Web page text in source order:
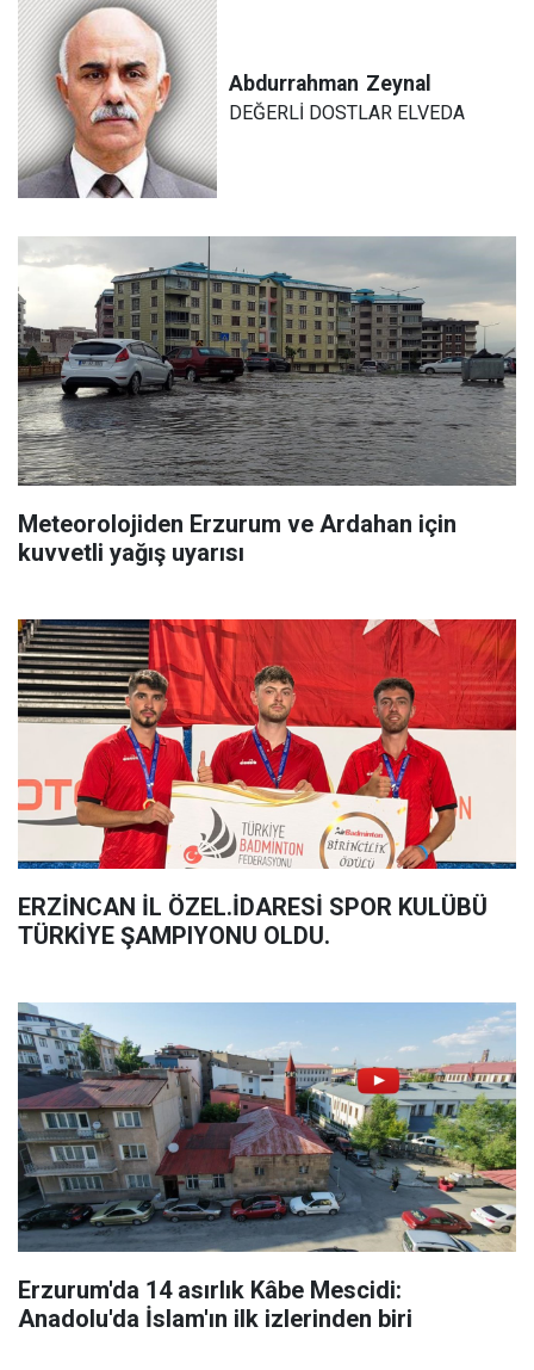
Abdurrahman Zeynal
DEĞERLİ DOSTLAR ELVEDA
Meteorolojiden Erzurum ve Ardahan için
kuvvetli yağış uyarısı
ERZİNCAN İL ÖZEL.İDARESİ SPOR KULÜBÜ
TÜRKİYE ŞAMPIYONU OLDU.
Erzurum'da 14 asırlık Kâbe Mescidi:
Anadolu'da İslam'ın ilk izlerinden biri